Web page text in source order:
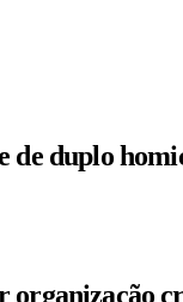
de duplo
organização